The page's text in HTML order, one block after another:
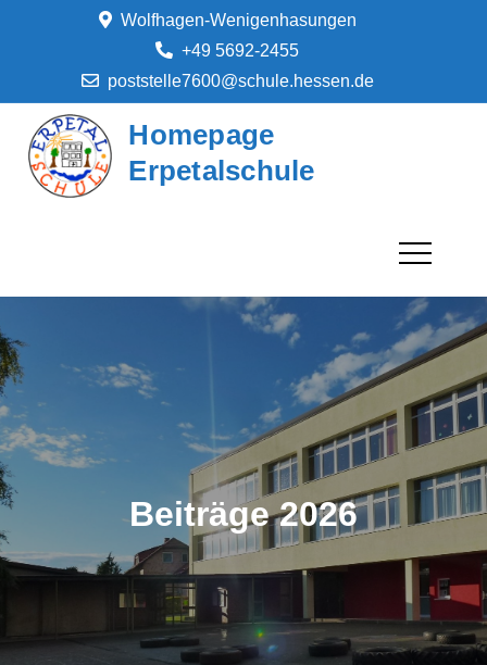
Wolfhagen-Wenigenhasungen
+49 5692-2455
poststelle7600@schule.hessen.de
Homepage
Erpetalschule
Beiträge 2026